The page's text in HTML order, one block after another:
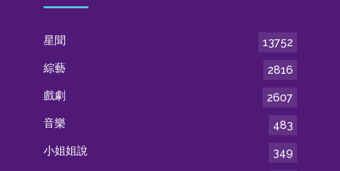
星聞
13752
綜藝
2816
戲劇
2607
音樂
483
小姐姐說
349